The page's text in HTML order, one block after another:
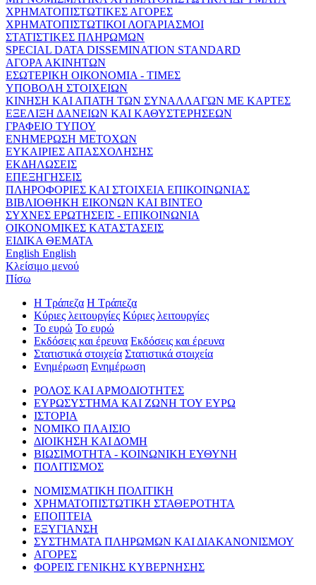
ΧΡΗΜΑΤΟΠΙΣΤΩΤΙΚΕΣ ΑΓΟΡΕΣ
ΧΡΗΜΑΤΟΠΙΣΤΩΤΙΚΟΙ ΛΟΓΑΡΙΑΣΜΟΙ
ΣΤΑΤΙΣΤΙΚΕΣ ΠΛΗΡΩΜΩΝ
SPECIAL DATA DISSEMINATION STANDARD
ΑΓΟΡΑ ΑΚΙΝΗΤΩΝ
ΕΣΩΤΕΡΙΚΗ ΟΙΚΟΝΟΜΙΑ - ΤΙΜΕΣ
ΥΠΟΒΟΛΗ ΣΤΟΙΧΕΙΩΝ
ΚΙΝΗΣΗ ΚΑΙ ΑΠΑΤΗ ΤΩΝ ΣΥΝΑΛΛΑΓΩΝ ΜΕ ΚΑΡΤΕΣ
ΕΞΕΛΙΞΗ ΔΑΝΕΙΩΝ ΚΑΙ ΚΑΘΥΣΤΕΡΗΣΕΩΝ
ΓΡΑΦΕΙΟ ΤΥΠΟΥ
ΕΝΗΜΕΡΩΣΗ ΜΕΤΟΧΩΝ
ΕΥΚΑΙΡΙΕΣ ΑΠΑΣΧΟΛΗΣΗΣ
ΕΚΔΗΛΩΣΕΙΣ
ΕΠΕΞΗΓΗΣΕΙΣ
ΠΛΗΡΟΦΟΡΙΕΣ ΚΑΙ ΣΤΟΙΧΕΙΑ ΕΠΙΚΟΙΝΩΝΙΑΣ
ΒΙΒΛΙΟΘΗΚΗ ΕΙΚΟΝΩΝ ΚΑΙ ΒΙΝΤΕΟ
ΣΥΧΝΕΣ ΕΡΩΤΗΣΕΙΣ - ΕΠΙΚΟΙΝΩΝΙΑ
ΟΙΚΟΝΟΜΙΚΕΣ ΚΑΤΑΣΤΑΣΕΙΣ
ΕΙΔΙΚΑ ΘΕΜΑΤΑ
English English
Κλείσιμο μενού
Πίσω
Η Τράπεζα Η Τράπεζα
Κύριες λειτουργίες Κύριες λειτουργίες
Το ευρώ Το ευρώ
Εκδόσεις και έρευνα Εκδόσεις και έρευνα
Στατιστικά στοιχεία Στατιστικά στοιχεία
Ενημέρωση Ενημέρωση
ΡΟΛΟΣ ΚΑΙ ΑΡΜΟΔΙΟΤΗΤΕΣ
ΕΥΡΩΣΥΣΤΗΜΑ ΚΑΙ ΖΩΝΗ ΤΟΥ ΕΥΡΩ
ΙΣΤΟΡΙΑ
ΝΟΜΙΚΟ ΠΛΑΙΣΙΟ
ΔΙΟΙΚΗΣΗ ΚΑΙ ΔΟΜΗ
ΒΙΩΣΙΜΟΤΗΤΑ - ΚΟΙΝΩΝΙΚΗ ΕΥΘΥΝΗ
ΠΟΛΙΤΙΣΜΟΣ
ΝΟΜΙΣΜΑΤΙΚΗ ΠΟΛΙΤΙΚΗ
ΧΡΗΜΑΤΟΠΙΣΤΩΤΙΚΗ ΣΤΑΘΕΡΟΤΗΤΑ
ΕΠΟΠΤΕΙΑ
ΕΞΥΓΙΑΝΣΗ
ΣΥΣΤΗΜΑΤΑ ΠΛΗΡΩΜΩΝ ΚΑΙ ΔΙΑΚΑΝΟΝΙΣΜΟΥ
ΑΓΟΡΕΣ
ΦΟΡΕΙΣ ΓΕΝΙΚΗΣ ΚΥΒΕΡΝΗΣΗΣ